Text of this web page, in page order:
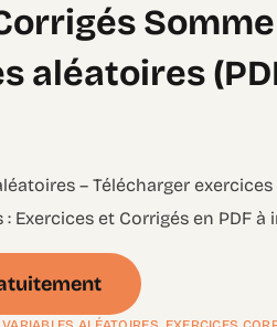
2 Physique
aléatoires
– Télécharger
Exercices et Corrigés en PDF à